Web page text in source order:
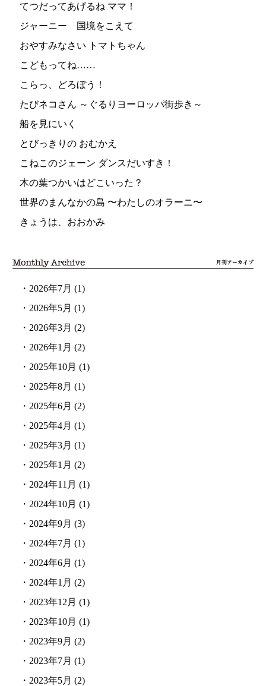
てつだってあげるね ママ！
ジャーニー 国境をこえて
おやすみなさい トマトちゃん
こどもってね……
こらっ、どろぼう！
たびネコさん ～ぐるりヨーロッパ街歩き～
船を見にいく
とびっきりの おむかえ
こねこのジェーン ダンスだいすき！
木の葉つかいはどこいった？
世界のまんなかの島 〜わたしのオラーニ〜
きょうは、おおかみ
・ 2026年7月 (1)
・ 2026年5月 (1)
・ 2026年3月 (2)
・ 2026年1月 (2)
・ 2025年10月 (1)
・ 2025年8月 (1)
・ 2025年6月 (2)
・ 2025年4月 (1)
・ 2025年3月 (1)
・ 2025年1月 (2)
・ 2024年11月 (1)
・ 2024年10月 (1)
・ 2024年9月 (3)
・ 2024年7月 (1)
・ 2024年6月 (1)
・ 2024年1月 (2)
・ 2023年12月 (1)
・ 2023年10月 (1)
・ 2023年9月 (2)
・ 2023年7月 (1)
・ 2023年5月 (2)